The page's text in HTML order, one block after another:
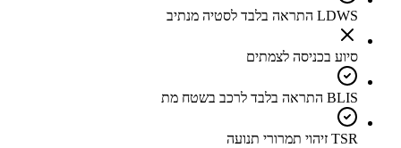
LDWS התראה בלבד לסטיה מנתיב
סיוע בכניסה לצמתים
BLIS התראה בלבד לרכב בשטח מת
TSR זיהוי תמרורי תנועה